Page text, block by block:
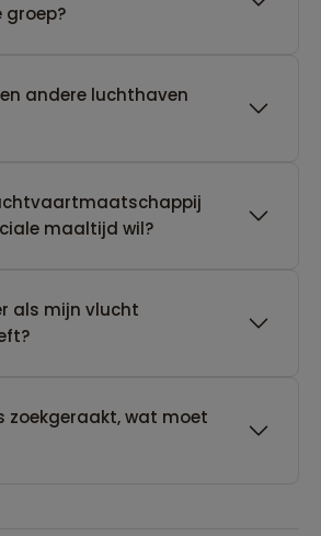
groep?
andere luchthaven
maaltijd wil?
als mijn vlucht
zoekgeraakt, wat moet